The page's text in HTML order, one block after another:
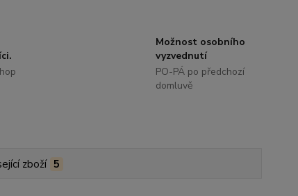
Možnost osobního
vyzvednutí
PO-PÁ po předchozí
domluvě
zboží 5